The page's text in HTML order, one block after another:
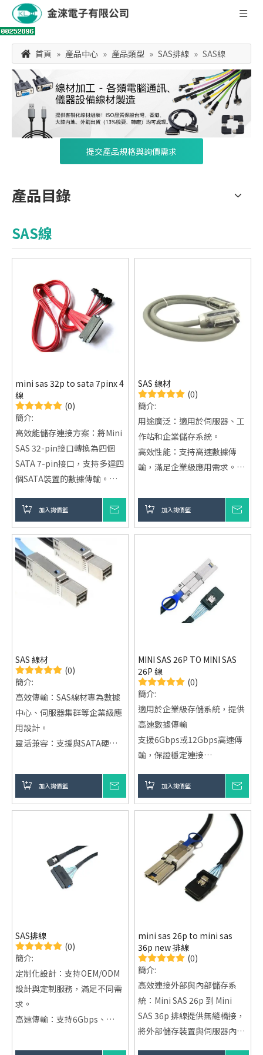
首頁 » 產品中心 » 產品類型 » SAS排線 » SAS線
提交產品規格與詢價需求
產品目錄
SAS線
mini sas 32p to sata 7pinx 4
線
(0)
簡介:
高效能儲存連接方案：將Mini
SAS 32-pin接口轉換為四個
SATA 7-pin接口，支持多達四
個SATA裝置的數據傳輸。
傳統的多條SATA線，這款線
材幫助簡化機殼內部的線材佈
置，改善機箱空氣流通。
廣泛應用於伺服器與工作站：
非常適合伺服器、工作站、
NAS等需要多硬碟連接的場
計。
加入詢價籃
SAS 線材
(0)
簡介:
用途廣泛：適用於伺服器、工
作站和企業儲存系統。
高效性能：支持高速數據傳
輸，滿足企業級應用需求。
備混合使用，提供更多選擇。
加入詢價籃
SAS 線材
(0)
簡介:
高效傳輸：SAS線材專為數據
中心、伺服器集群等企業級應
用設計。
靈活兼容：支援與SATA硬碟
性與彈性。
穩定性保障：強化的數據完整
性設計，確保傳輸穩定。
加入詢價籃
MINI SAS 26P TO MINI SAS
26P 線
(0)
簡介:
適用於企業級存儲系統，提供
高速數據傳輸
支援6Gbps或12Gbps高速傳
輸，保證穩定連接
機時間
可根據需求提供OEM與ODM定
加入詢價籃
SAS排線
(0)
簡介:
定制化設計：支持OEM/ODM
設計與定制服務，滿足不同需
求。
高速傳輸：支持6Gbps、
障數據高速流通。
mini sas 26p to mini sas
36p new 排線
(0)
簡介:
高效連接外部與內部儲存系
統：Mini SAS 26p 到 Mini
SAS 36p 排線提供無縫橋接，
將外部儲存裝置與伺服器內部